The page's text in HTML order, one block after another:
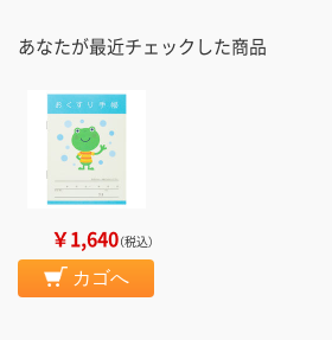
あなたが最近チェックした商品
￥1,640（税込）
カゴへ